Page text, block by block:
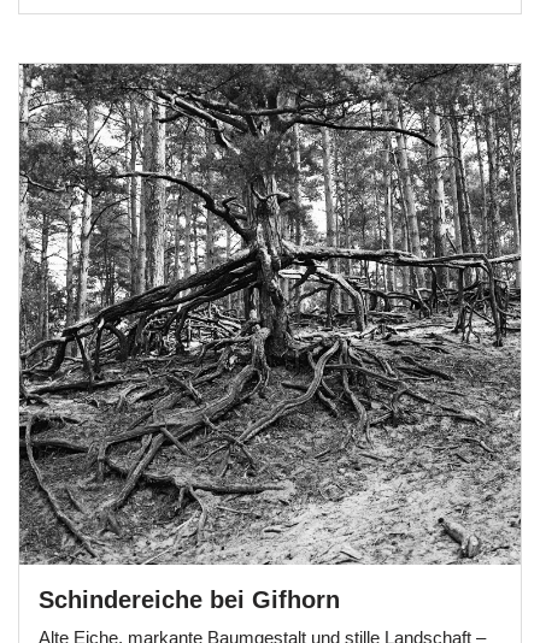
Schindereiche bei Gifhorn
Alte Eiche, markante Baumgestalt und stille Landschaft –